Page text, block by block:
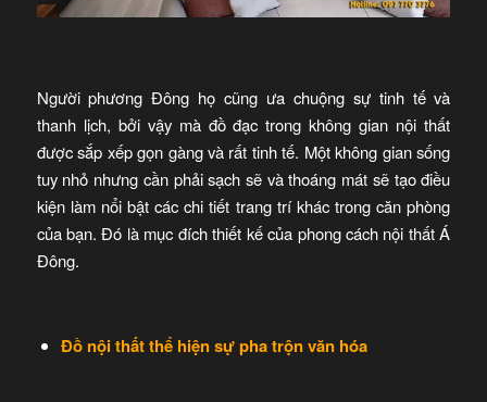
Người phương Đông họ cũng ưa chuộng sự tinh tế và
thanh lịch, bởi vậy mà đồ đạc trong không gian nội thất
được sắp xếp gọn gàng và rất tinh tế. Một không gian sống
tuy nhỏ nhưng cần phải sạch sẽ và thoáng mát sẽ tạo điều
kiện làm nổi bật các chi tiết trang trí khác trong căn phòng
của bạn. Đó là mục đích thiết kế của phong cách nội thất Á
Đông.
Đồ nội thất thể hiện sự pha trộn văn hóa